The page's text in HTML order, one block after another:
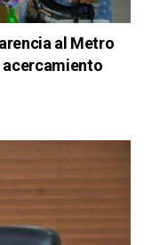
al Metro
acercamiento